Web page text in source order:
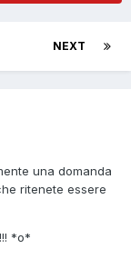
NEXT
una domanda
ritenete essere
*o*